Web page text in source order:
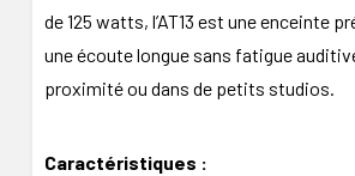
de 125 watts, l’AT13 est une enceinte
une écoute longue sans fatigue
proximité ou dans de petits studios.
Caractéristiques :